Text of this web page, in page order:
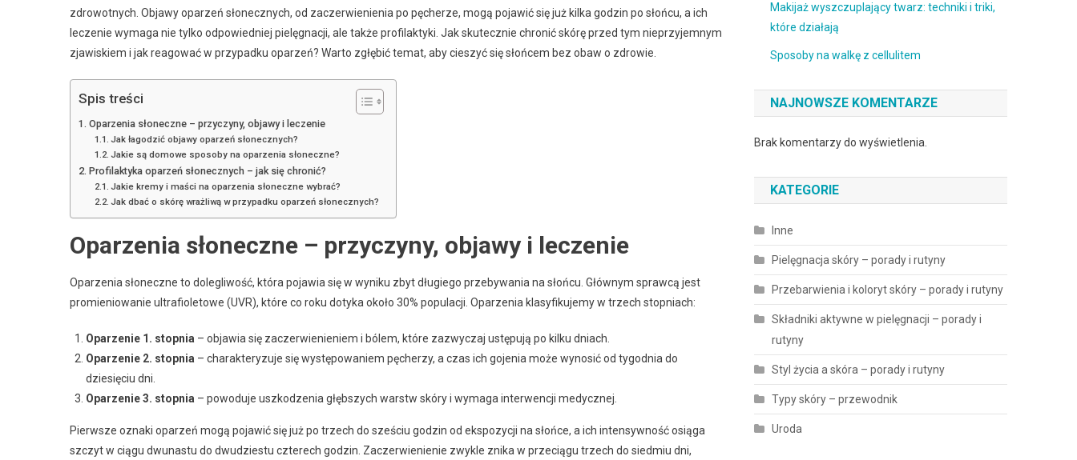
zdrowotnych. Objawy oparzeń słonecznych, od zaczerwienienia po pęcherze, mogą pojawić się już kilka godzin po słońcu, a ich
leczenie wymaga nie tylko odpowiedniej pielęgnacji, ale także profilaktyki. Jak skutecznie chronić skórę przed tym nieprzyjemnym
zjawiskiem i jak reagować w przypadku oparzeń? Warto zgłębić temat, aby cieszyć się słońcem bez obaw o zdrowie.
Spis treści
Oparzenia słoneczne – przyczyny, objawy i leczenie
Jak łagodzić objawy oparzeń słonecznych?
Jakie są domowe sposoby na oparzenia słoneczne?
Profilaktyka oparzeń słonecznych – jak się chronić?
Jakie kremy i maści na oparzenia słoneczne wybrać?
Jak dbać o skórę wrażliwą w przypadku oparzeń słonecznych?
Oparzenia słoneczne – przyczyny, objawy i leczenie
Oparzenia słoneczne to dolegliwość, która pojawia się w wyniku zbyt długiego przebywania na słońcu. Głównym sprawcą jest
promieniowanie ultrafioletowe (UVR), które co roku dotyka około 30% populacji. Oparzenia klasyfikujemy w trzech stopniach:
Oparzenie 1. stopnia – objawia się zaczerwienieniem i bólem, które zazwyczaj ustępują po kilku dniach.
Oparzenie 2. stopnia – charakteryzuje się występowaniem pęcherzy, a czas ich gojenia może wynosić od tygodnia do
dziesięciu dni.
Oparzenie 3. stopnia – powoduje uszkodzenia głębszych warstw skóry i wymaga interwencji medycznej.
Pierwsze oznaki oparzeń mogą pojawić się już po trzech do sześciu godzin od ekspozycji na słońce, a ich intensywność osiąga
szczyt w ciągu dwunastu do dwudziestu czterech godzin. Zaczerwienienie zwykle znika w przeciągu trzech do siedmiu dni,
Makijaż wyszczuplający twarz: techniki i triki,
które działają
Sposoby na walkę z cellulitem
NAJNOWSZE KOMENTARZE
Brak komentarzy do wyświetlenia.
KATEGORIE
Inne
Pielęgnacja skóry – porady i rutyny
Przebarwienia i koloryt skóry – porady i rutyny
Składniki aktywne w pielęgnacji – porady i
rutyny
Styl życia a skóra – porady i rutyny
Typy skóry – przewodnik
Uroda